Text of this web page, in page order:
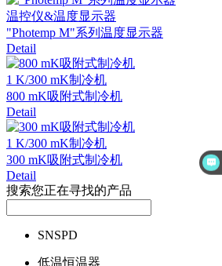
温控仪&温度显示器
"Photemp M"系列温度显示器
Detail
1 K/300 mK制冷机
800 mK吸附式制冷机
Detail
1 K/300 mK制冷机
300 mK吸附式制冷机
Detail
搜索您正在寻找的产品
SNSPD
低温恒温器